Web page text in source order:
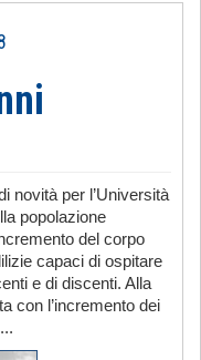
novità per l’Università
popolazione
del corpo
capaci di ospitare
e di discenti. Alla
con l’incremento dei